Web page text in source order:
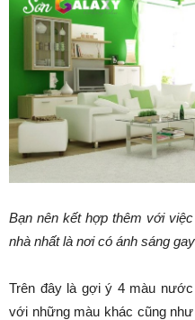
Bạn nên kết hợp thêm với
nhà nhất là nơi có ánh sáng
Trên đây là gợi ý 4 màu
với những màu khác cũng